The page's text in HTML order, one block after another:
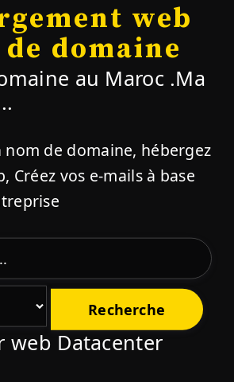
web
de domaine
au Maroc .Ma
nom de domaine, hébergez
Créez vos e-mails à base
web Datacenter